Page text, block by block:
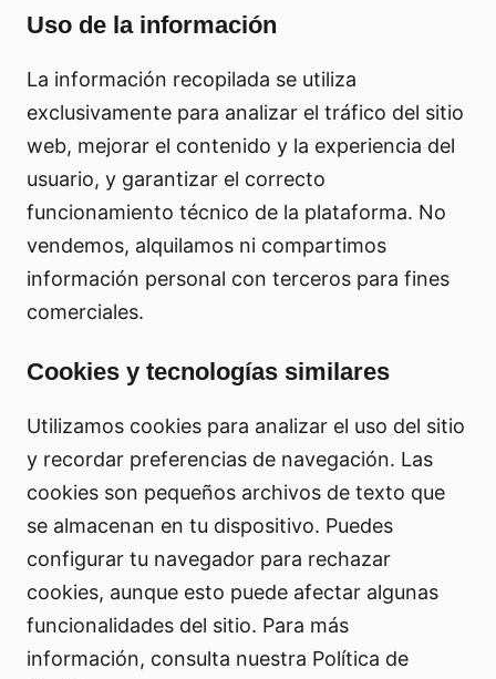
Uso de la información
La información recopilada se utiliza
exclusivamente para analizar el tráfico del sitio
web, mejorar el contenido y la experiencia del
usuario, y garantizar el correcto
funcionamiento técnico de la plataforma. No
vendemos, alquilamos ni compartimos
información personal con terceros para fines
comerciales.
Cookies y tecnologías similares
Utilizamos cookies para analizar el uso del sitio
y recordar preferencias de navegación. Las
cookies son pequeños archivos de texto que
se almacenan en tu dispositivo. Puedes
configurar tu navegador para rechazar
cookies, aunque esto puede afectar algunas
funcionalidades del sitio. Para más
información, consulta nuestra Política de